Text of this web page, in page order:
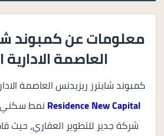
معلومات عن كمبوند
العاصمة الادارية
كمبوند شابترز ريزيدنس العاصمة
Residence New Capital نمط سكني
شركة جدير للتطوير العقاري، حيث